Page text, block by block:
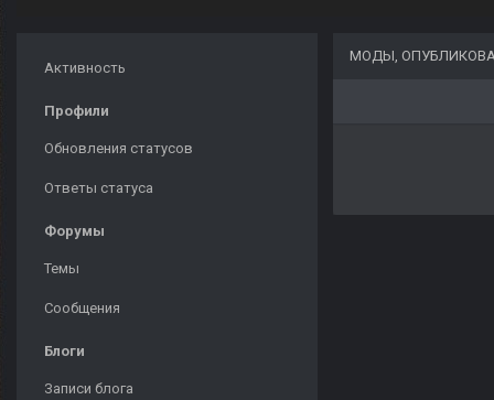
Активность
Профили
Обновления статусов
Ответы статуса
Форумы
Темы
Сообщения
Блоги
Записи блога
МОДЫ,